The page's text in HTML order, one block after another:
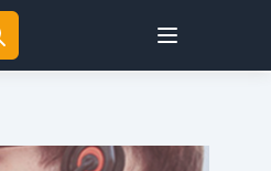
Open user menu